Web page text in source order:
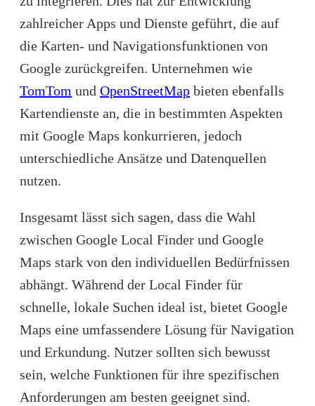
zahlreicher Apps und Dienste geführt, die auf
die Karten- und Navigationsfunktionen von
Google zurückgreifen. Unternehmen wie
TomTom und OpenStreetMap bieten ebenfalls
Kartendienste an, die in bestimmten Aspekten
mit Google Maps konkurrieren, jedoch
unterschiedliche Ansätze und Datenquellen
nutzen.
Insgesamt lässt sich sagen, dass die Wahl
zwischen Google Local Finder und Google
Maps stark von den individuellen Bedürfnissen
abhängt. Während der Local Finder für
schnelle, lokale Suchen ideal ist, bietet Google
Maps eine umfassendere Lösung für Navigation
und Erkundung. Nutzer sollten sich bewusst
sein, welche Funktionen für ihre spezifischen
Anforderungen am besten geeignet sind.